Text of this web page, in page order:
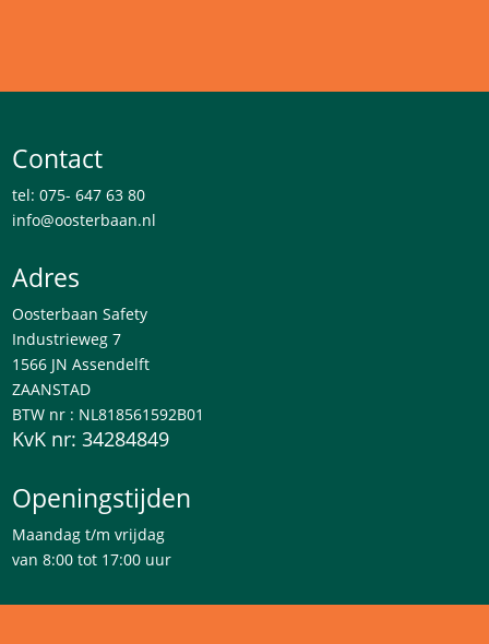
Contact
tel: 075- 647 63 80
info@oosterbaan.nl
Adres
Oosterbaan Safety
Industrieweg 7
1566 JN Assendelft
ZAANSTAD
BTW nr : NL818561592B01
KvK nr: 34284849
Openingstijden
Maandag t/m vrijdag
van 8:00 tot 17:00 uur